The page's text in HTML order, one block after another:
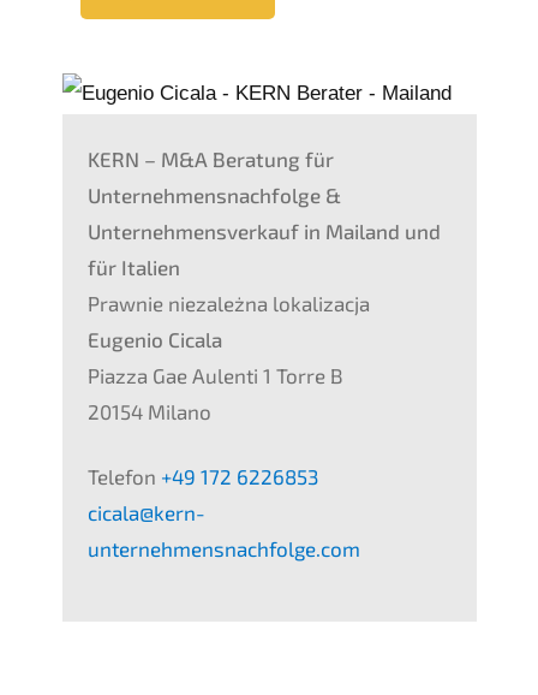
KERN – M&A Beratung für
Unternehmensnachfolge &
Unternehmensverkauf in Mailand und
für Italien
Prawnie niezależna lokalizacja
Eugenio Cicala
Piazza Gae Aulenti 1 Torre B
20154 Milano
Telefon +49 172 6226853
cicala@kern-
unternehmensnachfolge.com